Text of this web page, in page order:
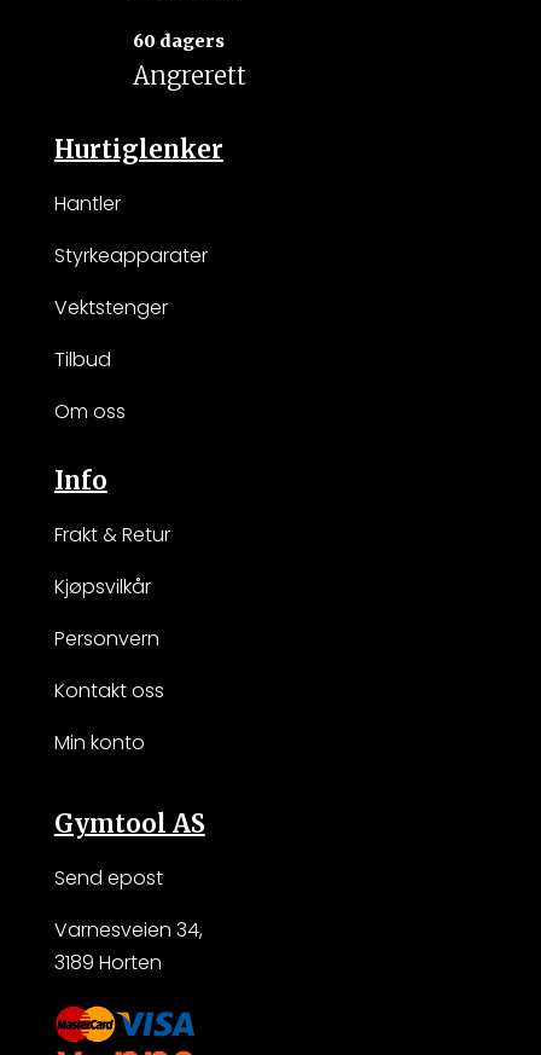
60 dagers
Angrerett
Hurtiglenker
Hantler
Styrkeapparater
Vektstenger
Tilbud
Om oss
Info
Frakt & Retur
Kjøpsvilkår
Personvern
Kontakt oss
Min konto
Gymtool AS
Send epost
Varnesveien 34,
3189 Horten